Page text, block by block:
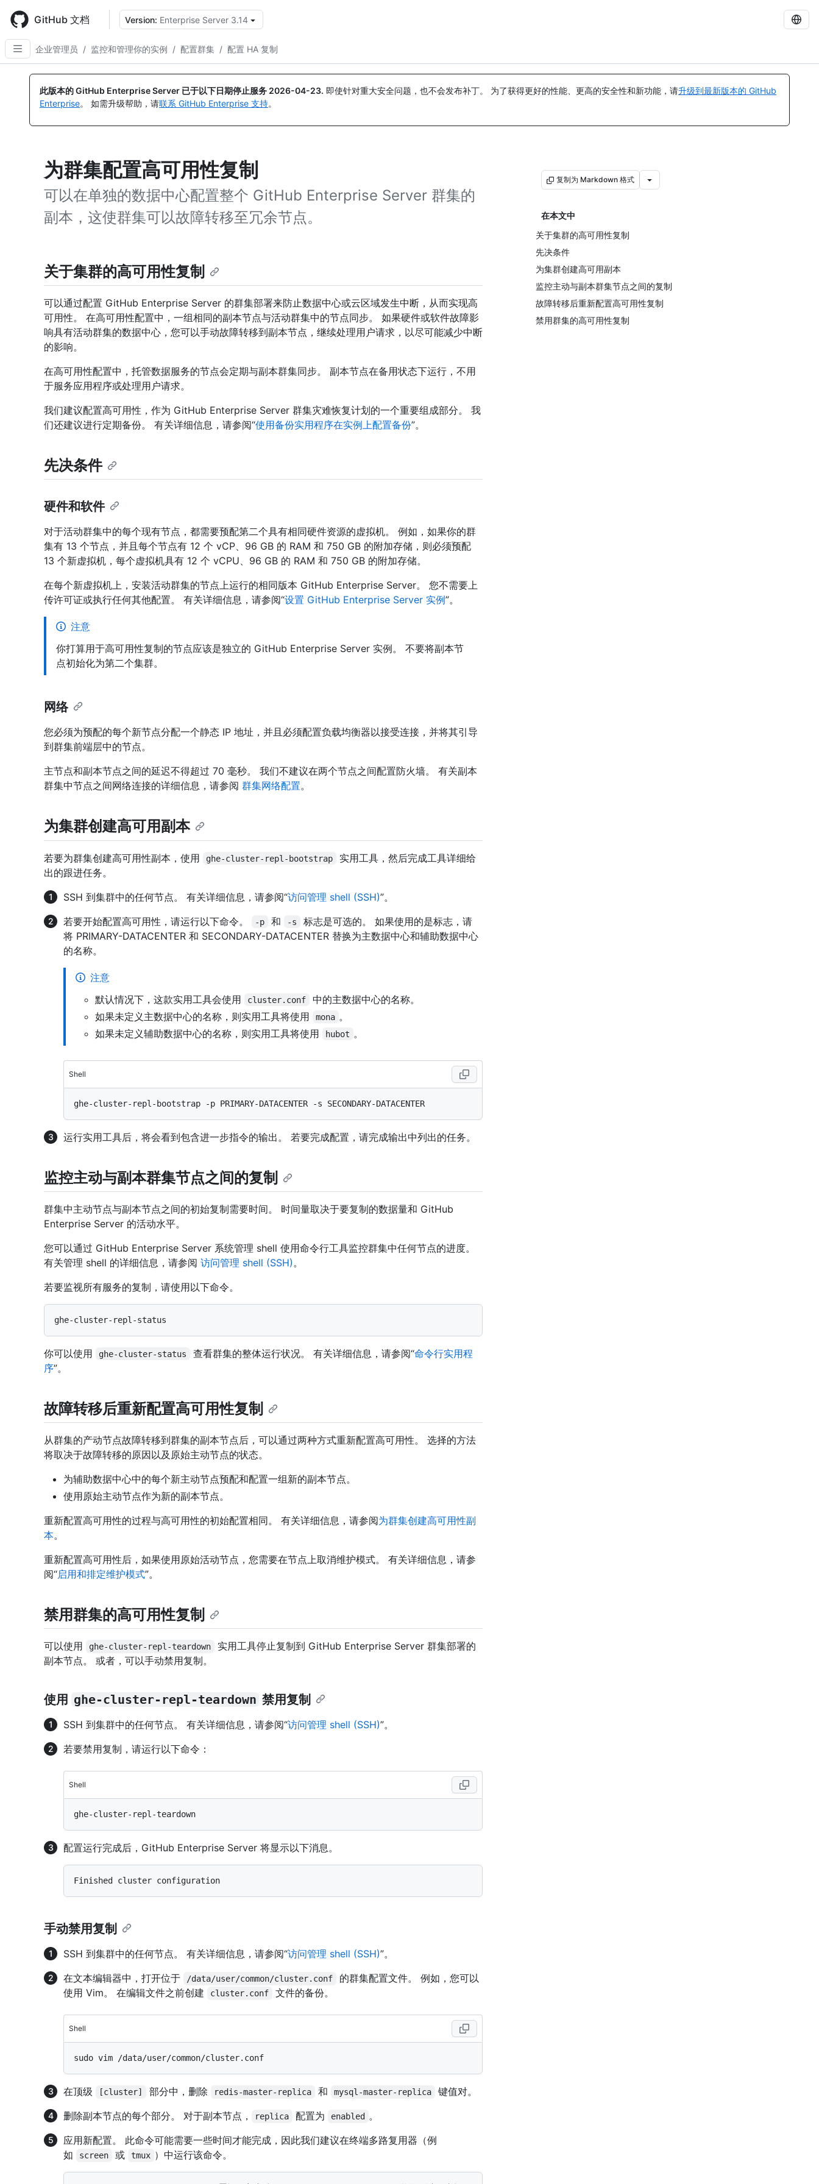
main
content
GitHub 文档 Version: Enterprise Server 3.14
企业管理员 / 监控和管理你的实例 / 配置群集 / 配置 HA 复制
此版本的 GitHub Enterprise Server 已于以下日期停止服务 2026-04-23. 即使针对重大安全问题，也不会发布补丁。 为了获得更好的性能、更高的安全性和新功能，请升级到最新版本的 GitHub
Enterprise。 如需升级帮助，请联系 GitHub Enterprise 支持。
为群集配置高可用性复制
可以在单独的数据中心配置整个 GitHub Enterprise Server 群集的
副本，这使群集可以故障转移至冗余节点。
复制为 Markdown 格式
在本文中
关于集群的高可用性复制
先决条件
为集群创建高可用副本
监控主动与副本群集节点之间的复制
故障转移后重新配置高可用性复制
禁用群集的高可用性复制
关于集群的高可用性复制
可以通过配置 GitHub Enterprise Server 的群集部署来防止数据中心或云区域发生中断，从而实现高
可用性。 在高可用性配置中，一组相同的副本节点与活动群集中的节点同步。 如果硬件或软件故障影
响具有活动群集的数据中心，您可以手动故障转移到副本节点，继续处理用户请求，以尽可能减少中断
的影响。
在高可用性配置中，托管数据服务的节点会定期与副本群集同步。 副本节点在备用状态下运行，不用
于服务应用程序或处理用户请求。
我们建议配置高可用性，作为 GitHub Enterprise Server 群集灾难恢复计划的一个重要组成部分。 我
们还建议进行定期备份。 有关详细信息，请参阅“使用备份实用程序在实例上配置备份”。
先决条件
硬件和软件
对于活动群集中的每个现有节点，都需要预配第二个具有相同硬件资源的虚拟机。 例如，如果你的群
集有 13 个节点，并且每个节点有 12 个 vCP、96 GB 的 RAM 和 750 GB 的附加存储，则必须预配
13 个新虚拟机，每个虚拟机具有 12 个 vCPU、96 GB 的 RAM 和 750 GB 的附加存储。
在每个新虚拟机上，安装活动群集的节点上运行的相同版本 GitHub Enterprise Server。 您不需要上
传许可证或执行任何其他配置。 有关详细信息，请参阅“设置 GitHub Enterprise Server 实例”。
注意
你打算用于高可用性复制的节点应该是独立的 GitHub Enterprise Server 实例。 不要将副本节
点初始化为第二个集群。
网络
您必须为预配的每个新节点分配一个静态 IP 地址，并且必须配置负载均衡器以接受连接，并将其引导
到群集前端层中的节点。
主节点和副本节点之间的延迟不得超过 70 毫秒。 我们不建议在两个节点之间配置防火墙。 有关副本
群集中节点之间网络连接的详细信息，请参阅 群集网络配置。
为集群创建高可用副本
若要为群集创建高可用性副本，使用 ghe-cluster-repl-bootstrap
实用工具，然后完成工具详细给
出的跟进任务。
SSH 到集群中的任何节点。 有关详细信息，请参阅“访问管理 shell (SSH)”。
若要开始配置高可用性，请运行以下命令。
-p 和 -s
标志是可选的。 如果使用的是标志，请
将 PRIMARY-DATACENTER 和 SECONDARY-DATACENTER 替换为主数据中心和辅助数据中心
的名称。
注意
默认情况下，这款实用工具会使用
cluster.conf
中的主数据中心的名称。
如果未定义主数据中心的名称，则实用工具将使用
mona 。
如果未定义辅助数据中心的名称，则实用工具将使用
hubot 。
Shell
运行实用工具后，将会看到包含进一步指令的输出。 若要完成配置，请完成输出中列出的任务。
监控主动与副本群集节点之间的复制
群集中主动节点与副本节点之间的初始复制需要时间。 时间量取决于要复制的数据量和 GitHub
Enterprise Server 的活动水平。
您可以通过 GitHub Enterprise Server 系统管理 shell 使用命令行工具监控群集中任何节点的进度。
有关管理 shell 的详细信息，请参阅 访问管理 shell (SSH) 。
若要监视所有服务的复制，请使用以下命令。
你可以使用 ghe-cluster-status 查看群集的整体运行状况。 有关详细信息，请参阅“命令行实用程
序”。
故障转移后重新配置高可用性复制
从群集的产动节点故障转移到群集的副本节点后，可以通过两种方式重新配置高可用性。 选择的方法
将取决于故障转移的原因以及原始主动节点的状态。
为辅助数据中心中的每个新主动节点预配和配置一组新的副本节点。
使用原始主动节点作为新的副本节点。
重新配置高可用性的过程与高可用性的初始配置相同。 有关详细信息，请参阅为群集创建高可用性副
本。
重新配置高可用性后，如果使用原始活动节点，您需要在节点上取消维护模式。 有关详细信息，请参
阅“启用和排定维护模式”。
禁用群集的高可用性复制
可以使用 ghe-cluster-repl-teardown
实用工具停止复制到 GitHub Enterprise Server 群集部署的
副本节点。 或者，可以手动禁用复制。
使用 ghe-cluster-repl-teardown 禁用复制
SSH 到集群中的任何节点。 有关详细信息，请参阅“访问管理 shell (SSH)”。
若要禁用复制，请运行以下命令：
Shell
配置运行完成后，GitHub Enterprise Server 将显示以下消息。
手动禁用复制
SSH 到集群中的任何节点。 有关详细信息，请参阅“访问管理 shell (SSH)”。
在文本编辑器中，打开位于
/data/user/common/cluster.conf
的群集配置文件。 例如，您可以
使用 Vim。 在编辑文件之前创建
cluster.conf 文件的备份。
Shell
在顶级 [cluster] 部分中，删除 redis-master-replica 和 mysql-master-replica
键值对。
删除副本节点的每个部分。 对于副本节点，
replica 配置为 enabled 。
应用新配置。 此命令可能需要一些时间才能完成，因此我们建议在终端多路复用器（例
如
screen 或 tmux ）中运行该命令。